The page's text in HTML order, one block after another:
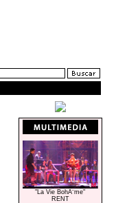
"La Vie BohÃ¨me"
RENT